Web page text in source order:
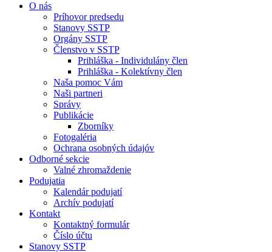
O nás
Príhovor predsedu
Stanovy SSTP
Orgány SSTP
Členstvo v SSTP
Prihláška - Individulány člen
Prihláška - Kolektívny člen
Naša pomoc Vám
Naši partneri
Správy
Publikácie
Zborníky
Fotogaléria
Ochrana osobných údajóv
Odborné sekcie
Valné zhromaždenie
Podujatia
Kalendár podujatí
Archív podujatí
Kontakt
Kontaktný formulár
Číslo účtu
Stanovy SSTP